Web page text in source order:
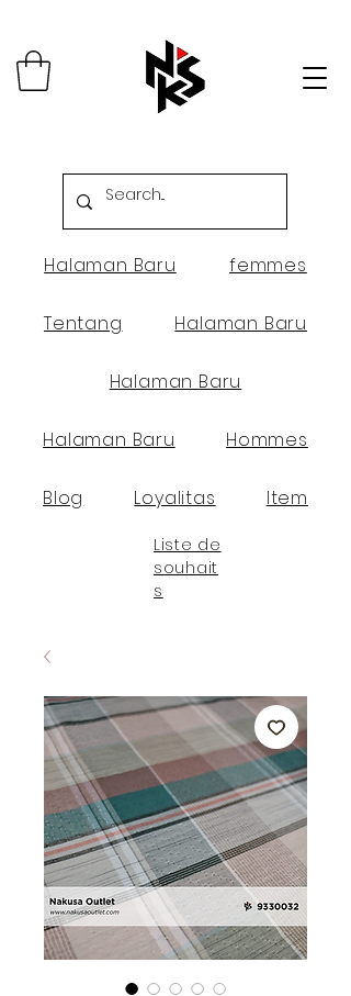
Halaman Baru femmes
Tentang Halaman Baru
Halaman Baru
Halaman Baru Hommes
Blog Loyalitas Item
Liste de
souhait
s